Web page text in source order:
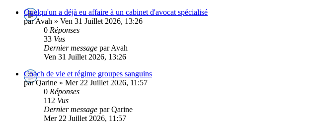
Quelqu'un a déjà eu affaire à un cabinet d'avocat spécialisé
par Avah » Ven 31 Juillet 2026, 13:26
0 Réponses
33 Vus
Dernier message par Avah
Ven 31 Juillet 2026, 13:26
Coach de vie et régime groupes sanguins
par Qarine » Mer 22 Juillet 2026, 11:57
0 Réponses
112 Vus
Dernier message par Qarine
Mer 22 Juillet 2026, 11:57